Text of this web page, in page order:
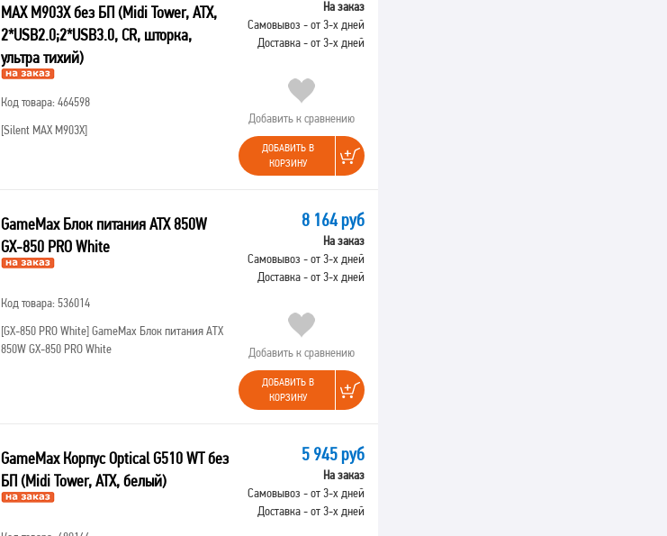
MAX M903X без БП (Midi Tower, ATX,
2*USB2.0;2*USB3.0, CR, шторка,
ультра тихий)
Код товара: 464598
[Silent MAX M903X]
На заказ
Самовывоз - от 3-х дней
Доставка - от 3-х дней
Добавить к сравнению
ДОБАВИТЬ В
КОРЗИНУ
GameMax Блок питания ATX 850W
GX-850 PRO White
Код товара: 536014
[GX-850 PRO White]GameMax Блок питания ATX
850W GX-850 PRO White
8 164 руб
На заказ
Самовывоз - от 3-х дней
Доставка - от 3-х дней
Добавить к сравнению
ДОБАВИТЬ В
КОРЗИНУ
GameMax Корпус Optical G510 WT без
БП (Midi Tower, ATX, белый)
5 945 руб
На заказ
Самовывоз - от 3-х дней
Доставка - от 3-х дней